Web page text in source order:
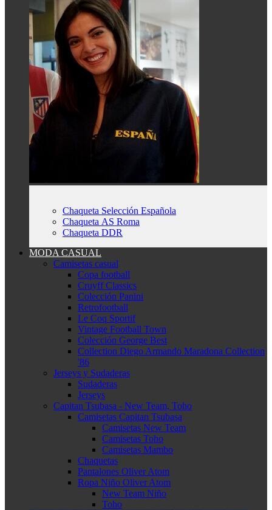
Chaqueta Selección Española
Chaqueta AS Roma
Chaqueta DDR
MODA CASUAL
Camisetas casual
Copa football
Cruyff Classics
Colección Panini
Retrofootball
Le Coq Sportif
Vintage Football Town
Colección George Best
Collection Diego Armando Maradona Collection
'86
Jerseys y Sudaderas
Sudaderas
Jerseys
Capitan Tsubasa - New Team, Toho
Camisetas Capitan Tsubasa
Camisetas New Team
Camisetas Toho
Camisetas Mambo
Chaquetas
Pantalones Oliver Atom
Ropa Niño Oliver Atom
New Team Niño
Toho